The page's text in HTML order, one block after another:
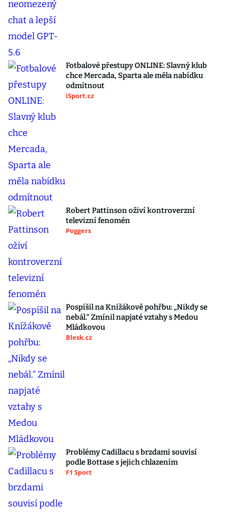
Fotbalové přestupy ONLINE: Slavný klub
chce Mercada, Sparta ale měla nabídku
odmítnout
iSport.cz
Robert Pattinson oživí kontroverzní
televizní fenomén
Poggers
Pospíšil na Knížákově pohřbu: „Nikdy se
nebál.“ Zmínil napjaté vztahy s Medou
Mládkovou
Blesk.cz
Problémy Cadillacu s brzdami souvisí
podle Bottase s jejich chlazením
F1 Sport